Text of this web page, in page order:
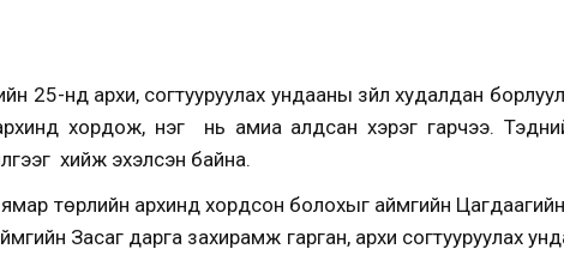
25-нд архи, согтууруулах ундааны зүйл худалдан
хордож, нэг нь амиа алдсан хэрэг гарчээ.
хийж эхэлсэн байна.
ямар төрлийн архинд хордсон болохыг аймгийн
Засаг дарга захирамж гарган, архи согтууруулах